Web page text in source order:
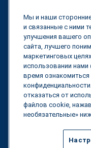
Калькулятор
Тарифный трекер
Свяжитесь с нами
Все права защищены.
Мы и наши
и связанные с ними
улучшения вашего
сайта, лучшего
маркетинговых
использовании
время
отказаться от
файлов cookie,
необязательные»